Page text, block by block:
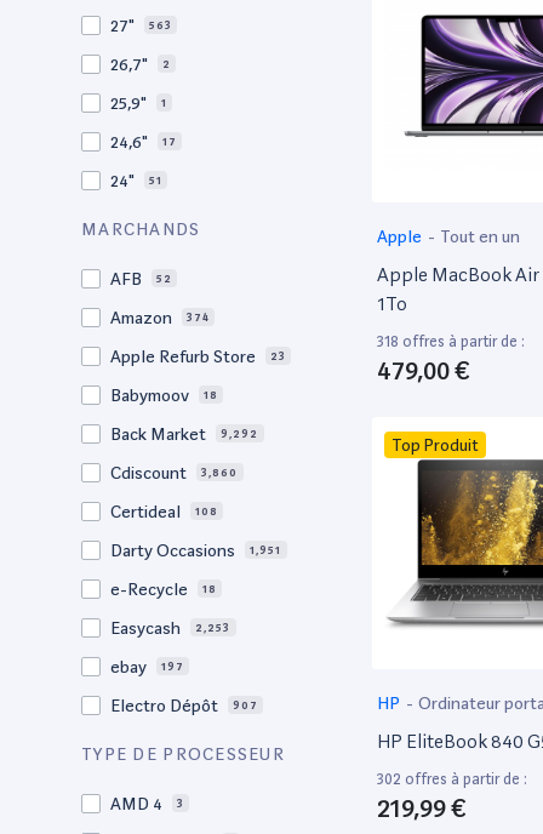
27" 563
26,7" 2
25,9" 1
24,6" 17
24" 51
21,5"
15.5" 1
15,4"
MARCHANDS
AFB 52
Amazon 374
Apple Refurb Store 23
Babymoov 18
Back Market 9,292
Cdiscount 3,860
Certideal 108
Darty Occasions 1,951
e-Recycle 18
Easycash 2,253
ebay 197
Electro Dépôt 907
Factorefurb
TYPE DE PROCESSEUR
AMD 4 3
Apple - Tout en un
Apple MacBook Air
1To
318 offres à partir de :
479,00 €
Top Produit
HP - Ordinateur
HP EliteBook 840
302 offres à partir de :
219,99 €